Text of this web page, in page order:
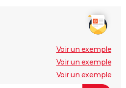
Voir un exemple
Voir un exemple
Voir un exemple